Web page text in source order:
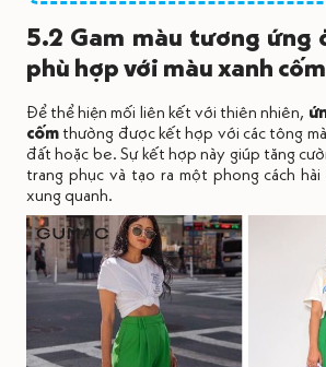
5.2 Gam màu tương ứng
phù hợp với màu xanh cốm
Để thể hiện mối liên kết với thiên nhiên,
cốmthường được kết hợp với các tông
đất hoặc be. Sự kết hợp này giúp tăng
trang phục và tạo ra một phong cách
xung quanh.